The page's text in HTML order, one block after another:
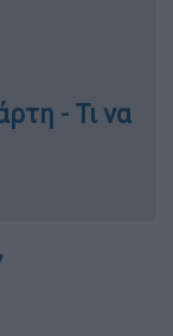
- Τι να